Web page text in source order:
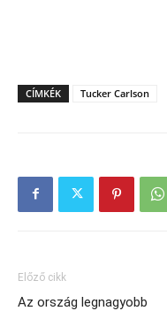
CÍMKÉK Tucker Carlson
Előző cikk
Az ország legnagyobb